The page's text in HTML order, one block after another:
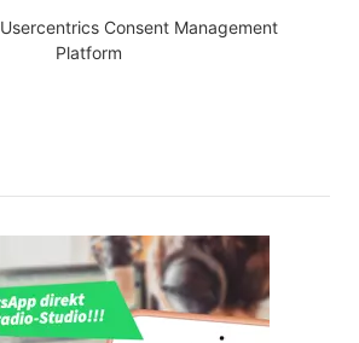
Usercentrics Consent Management
Platform